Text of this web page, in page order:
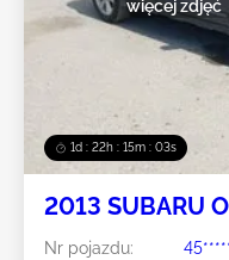
1d : 22h : 15m : 00s
więcej zdjęć
2013 SUBARU
Nr pojazdu: